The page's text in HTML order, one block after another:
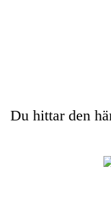
Du hittar den